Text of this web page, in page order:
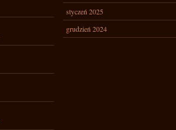
styczeń 2025
grudzień 2024